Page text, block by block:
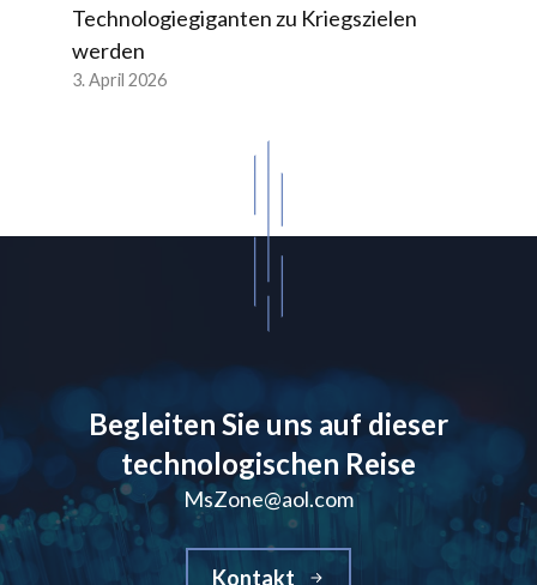
Technologiegiganten zu Kriegszielen
werden
3. April 2026
Begleiten Sie uns auf dieser
technologischen Reise
MsZone@aol.com
Kontakt